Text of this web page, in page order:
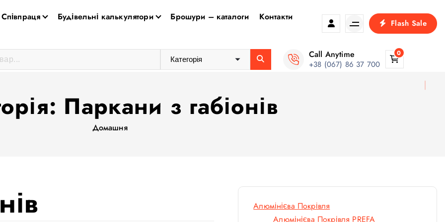
Співпраця Будівельні калькулятори Брошури – каталоги
Контакти
Flash Sale
Call Anytime
+38 (067) 86 37 700
0
Паркани з габіонів
Домашня
Алюмінієва Покрівля
Алюмінієва Покрівля PREFA